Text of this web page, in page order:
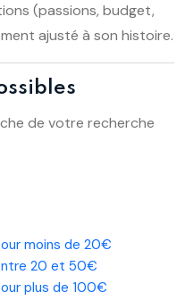
(passions, budget,
ajusté à son histoire.
de votre recherche
moins de 20€
20 et 50€
plus de 100€